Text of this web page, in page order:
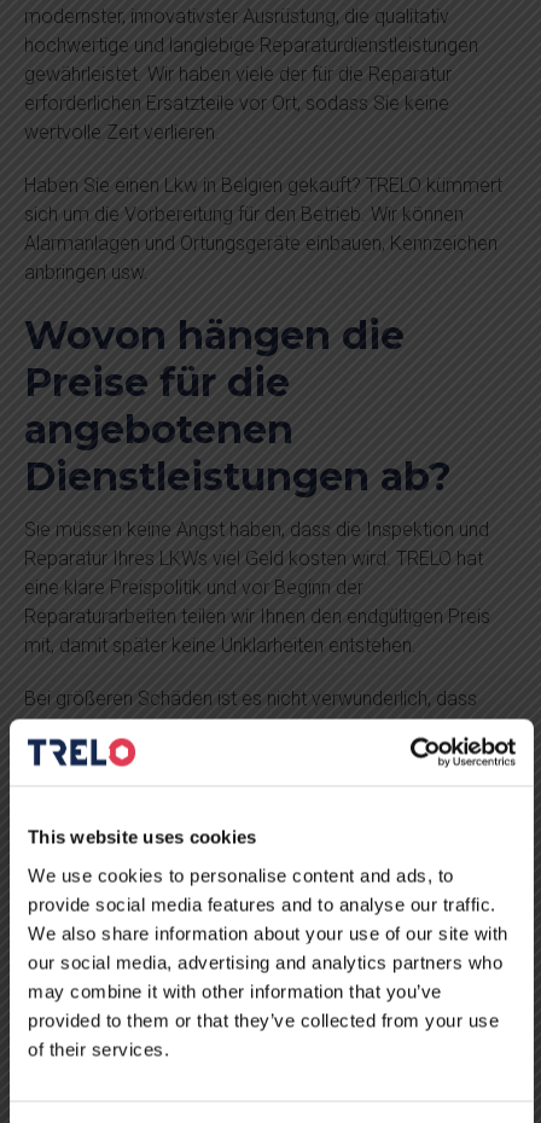
This website uses cookies
We use cookies to personalise content and ads, to
provide social media features and to analyse our traffic.
We also share information about your use of our site with
our social media, advertising and analytics partners who
may combine it with other information that you’ve
provided to them or that they’ve collected from your use
of their services.
modernster, innovativster Ausrüstung, die qualitativ
hochwertige und langlebige Reparaturdienstleistungen
gewährleistet. Wir haben viele der für die Reparatur
erforderlichen Ersatzteile vor Ort, sodass Sie keine
wertvolle Zeit verlieren.
Haben Sie einen Lkw in Belgien gekauft? TRELO kümmert
sich um die Vorbereitung für den Betrieb. Wir können
Alarmanlagen und Ortungsgeräte einbauen, Kennzeichen
anbringen usw.
Wovon hängen die
Preise für die
angebotenen
Dienstleistungen ab?
Sie müssen keine Angst haben, dass die Inspektion und
Reparatur Ihres LKWs viel Geld kosten wird. TRELO hat
eine klare Preispolitik und vor Beginn der
Reparaturarbeiten teilen wir Ihnen den endgültigen Preis
mit, damit später keine Unklarheiten entstehen.
Bei größeren Schäden ist es nicht verwunderlich, dass
auch die Reparaturkosten steigen. Ohne eine Inspektion
des Fahrzeugs ist es jedoch nicht möglich, einen Preis
wenden.
Belgien
Weitere TRELO-Dienste